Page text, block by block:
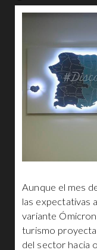
Aunque el mes
las expectativas
variante
turismo
del sector hacia